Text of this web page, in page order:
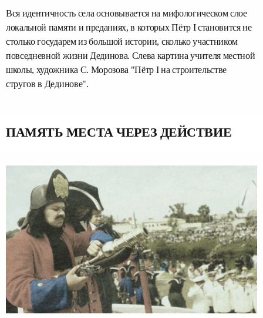
Вся идентичность села основывается на мифологическом слое
локальной памяти и преданиях, в которых Пётр I становится не
столько государем из большой истории, сколько участником
повседневной жизни Дединова. Слева картина учителя местной
школы, художника С. Морозова "Пётр I на строительстве
стругов в Дединове".
ПАМЯТЬ МЕСТА ЧЕРЕЗ ДЕЙСТВИЕ